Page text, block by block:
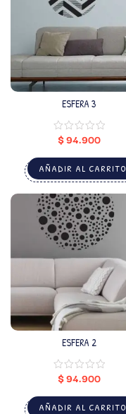
ESFERA 3
$94.900
AÑADIR AL CARRITO
ESFERA 2
$94.900
AÑADIR AL CARRITO